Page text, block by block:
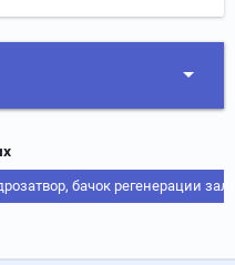
бачок регенерации